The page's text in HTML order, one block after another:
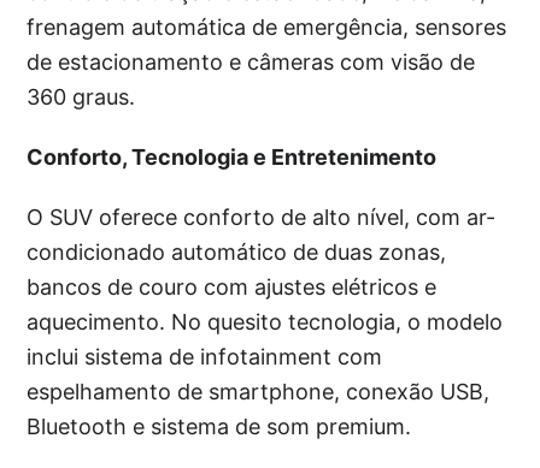
frenagem automática de emergência, sensores
de estacionamento e câmeras com visão de
360 graus.
Conforto, Tecnologia e Entretenimento
O SUV oferece conforto de alto nível, com ar-
condicionado automático de duas zonas,
bancos de couro com ajustes elétricos e
aquecimento. No quesito tecnologia, o modelo
inclui sistema de infotainment com
espelhamento de smartphone, conexão USB,
Bluetooth e sistema de som premium.